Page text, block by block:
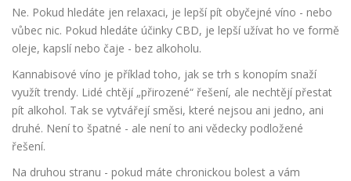
Ne. Pokud hledáte jen relaxaci, je lepší pít obyčejné víno - nebo
vůbec nic. Pokud hledáte účinky CBD, je lepší užívat ho ve formě
oleje, kapslí nebo čaje - bez alkoholu.
Kannabisové víno je příklad toho, jak se trh s konopím snaží
využít trendy. Lidé chtějí „přirozené“ řešení, ale nechtějí přestat
pít alkohol. Tak se vytvářejí směsi, které nejsou ani jedno, ani
druhé. Není to špatné - ale není to ani vědecky podložené
řešení.
Na druhou stranu - pokud máte chronickou bolest a vám